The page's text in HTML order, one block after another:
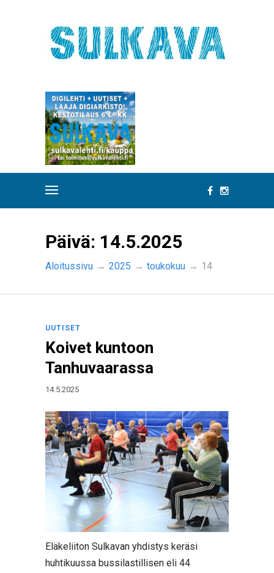
Päivä: 14.5.2025
Aloitussivu → 2025 → toukokuu → 14
UUTISET
Koivet kuntoon
Tanhuvaarassa
14.5.2025
Eläkeliiton Sulkavan yhdistys keräsi
huhtikuussa bussilastillisen eli 44